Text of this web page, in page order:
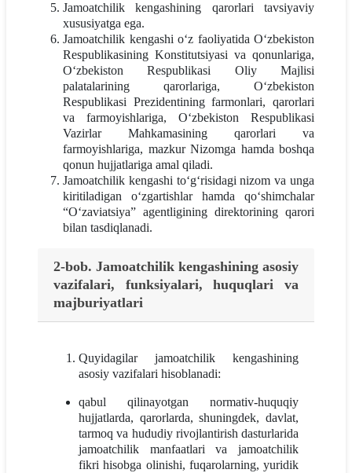
Jamoatchilik kengashining qarorlari tavsiyaviy
xususiyatga ega.
Jamoatchilik kengashi o‘z faoliyatida O‘zbekiston
Respublikasining Konstitutsiyasi va qonunlariga,
O‘zbekiston Respublikasi Oliy Majlisi
palatalarining qarorlariga, O‘zbekiston
Respublikasi Prezidentining farmonlari, qarorlari
va farmoyishlariga, O‘zbekiston Respublikasi
Vazirlar Mahkamasining qarorlari va
farmoyishlariga, mazkur Nizomga hamda boshqa
qonun hujjatlariga amal qiladi.
Jamoatchilik kengashi to‘g‘risidagi nizom va unga
kiritiladigan o‘zgartishlar hamda qo‘shimchalar
“O‘zaviatsiya” agentligining direktorining qarori
bilan tasdiqlanadi.
2-bob. Jamoatchilik kengashining asosiy
vazifalari, funksiyalari, huquqlari va
majburiyatlari
Quyidagilar jamoatchilik kengashining
asosiy vazifalari hisoblanadi:
qabul qilinayotgan normativ-huquqiy
hujjatlarda, qarorlarda, shuningdek, davlat,
tarmoq va hududiy rivojlantirish dasturlarida
jamoatchilik manfaatlari va jamoatchilik
fikri hisobga olinishi, fuqarolarning, yuridik